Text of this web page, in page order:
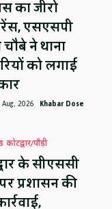
का जीरो
एसएसपी
चौबे ने थाना
को लगाई
2026 Khabar Dose
कोटद्वार/पौड़ी
के सीएससी
प्रशासन की